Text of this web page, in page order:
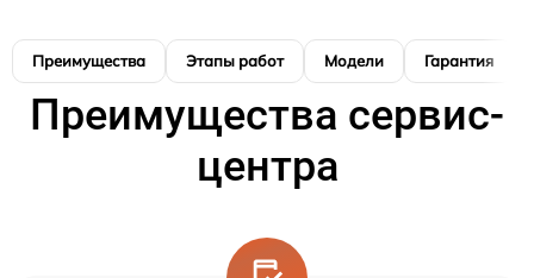
Преимущества Этапы работ Модели Гарантия
Преимущества сервис-
центра